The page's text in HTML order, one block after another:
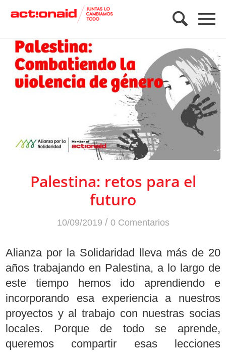
Palestina: retos para el
futuro
10/09/2019 / 0 Comentarios
Alianza por la Solidaridad lleva más de 20
años trabajando en Palestina, a lo largo de
este tiempo hemos ido aprendiendo e
incorporando esa experiencia a nuestros
proyectos y al trabajo con nuestras socias
locales. Porque de todo se aprende,
queremos compartir esas lecciones